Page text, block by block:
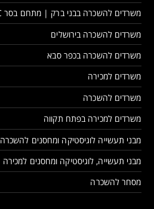
משרדים להשכרה בבני ברק | מתחם בסר BBC
משרדים להשכרה בירושלים
משרדים להשכרה בכפר סבא
משרדים למכירה
משרדים להשכרה
משרדים למכירה בפתח תקווה
מבני תעשייה לוגיסטיקה ומחסנים להשכרה
מבני תעשייה, לוגיסטיקה ומחסנים למכירה
מסחר להשכרה